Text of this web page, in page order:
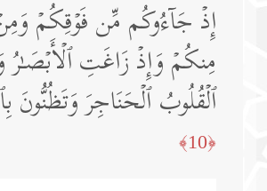
إِذۡ جَاۤءُوكُم مِّن فَوۡقِكُمۡ
مِنكُمۡ وَإِذۡ زَاغَتِ
ٱلۡقُلُوبُ ٱلۡحَنَاجِرَ وَتَظُنُّونَ
﴿10﴾